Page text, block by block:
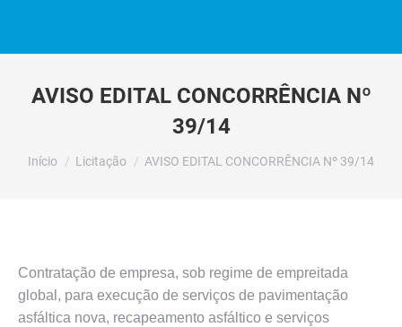
AVISO EDITAL CONCORRÊNCIA Nº
39/14
Você está aqui:
Início Licitação AVISO EDITAL CONCORRÊNCIA Nº 39/14
Contratação de empresa, sob regime de empreitada
global, para execução de serviços de pavimentação
asfáltica nova, recapeamento asfáltico e serviços